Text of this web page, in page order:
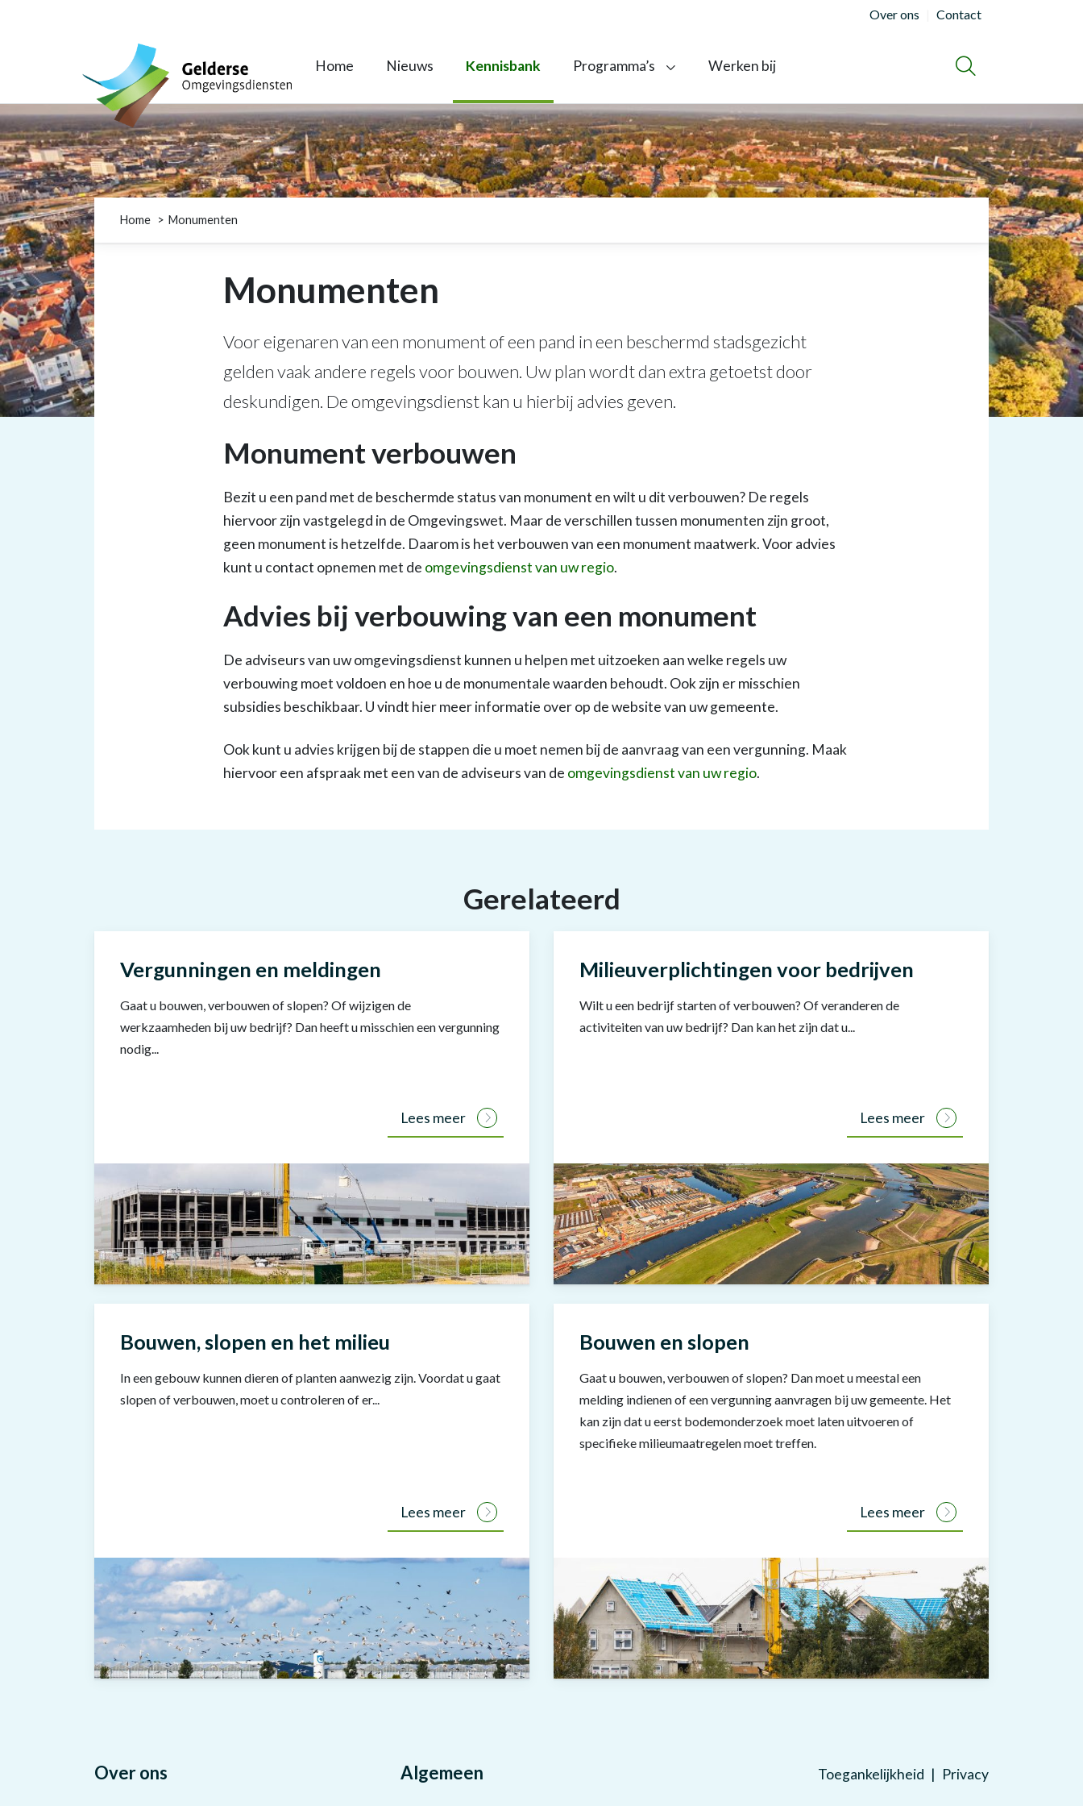
Over ons Contact
Gelderse Omgevingsdiensten
Home Nieuws Kennisbank Programma’s Werken bij ZOEKEN
Home Monumenten
Monumenten
Voor eigenaren van een monument of een pand in een beschermd stadsgezicht
gelden vaak andere regels voor bouwen. Uw plan wordt dan extra getoetst door
deskundigen. De omgevingsdienst kan u hierbij advies geven.
Monument verbouwen
Bezit u een pand met de beschermde status van monument en wilt u dit verbouwen? De regels
hiervoor zijn vastgelegd in de Omgevingswet. Maar de verschillen tussen monumenten zijn groot,
geen monument is hetzelfde. Daarom is het verbouwen van een monument maatwerk. Voor advies
kunt u contact opnemen met de omgevingsdienst van uw regio.
Advies bij verbouwing van een monument
De adviseurs van uw omgevingsdienst kunnen u helpen met uitzoeken aan welke regels uw
verbouwing moet voldoen en hoe u de monumentale waarden behoudt. Ook zijn er misschien
subsidies beschikbaar. U vindt hier meer informatie over op de website van uw gemeente.
Ook kunt u advies krijgen bij de stappen die u moet nemen bij de aanvraag van een vergunning. Maak
hiervoor een afspraak met een van de adviseurs van de omgevingsdienst van uw regio.
Gerelateerd
Vergunningen en meldingen
Gaat u bouwen, verbouwen of slopen? Of wijzigen de
werkzaamheden bij uw bedrijf? Dan heeft u misschien een vergunning
nodig...
Lees meer
Milieuverplichtingen voor bedrijven
Wilt u een bedrijf starten of verbouwen? Of veranderen de
activiteiten van uw bedrijf? Dan kan het zijn dat u...
Lees meer
Bouwen, slopen en het milieu
In een gebouw kunnen dieren of planten aanwezig zijn. Voordat u gaat
slopen of verbouwen, moet u controleren of er...
Lees meer
Bouwen en slopen
Gaat u bouwen, verbouwen of slopen? Dan moet u meestal een
melding indienen of een vergunning aanvragen bij uw gemeente. Het
kan zijn dat u eerst bodemonderzoek moet laten uitvoeren of
specifieke milieumaatregelen moet treffen.
Lees meer
Over ons Algemeen Toegankelijkheid Privacy